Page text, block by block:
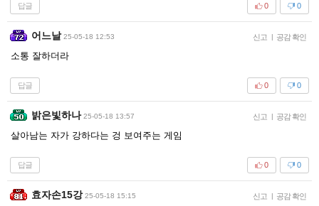
답글 0
0
어느날 25-05-18 12:53 신고 | 공감 확인
소통 잘하더라
답글 0
0
밝은빛하나 25-05-18 13:57 신고 | 공감 확인
살아남는 자가 강하다는 겅 보여주는 게임
답글 0
0
효자손15강 25-05-18 15:15 신고 | 공감 확인